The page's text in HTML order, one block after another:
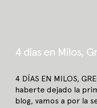
4 días en Milos,
4 DÍAS EN MILOS,
haberte dejado la
blog, vamos a por la